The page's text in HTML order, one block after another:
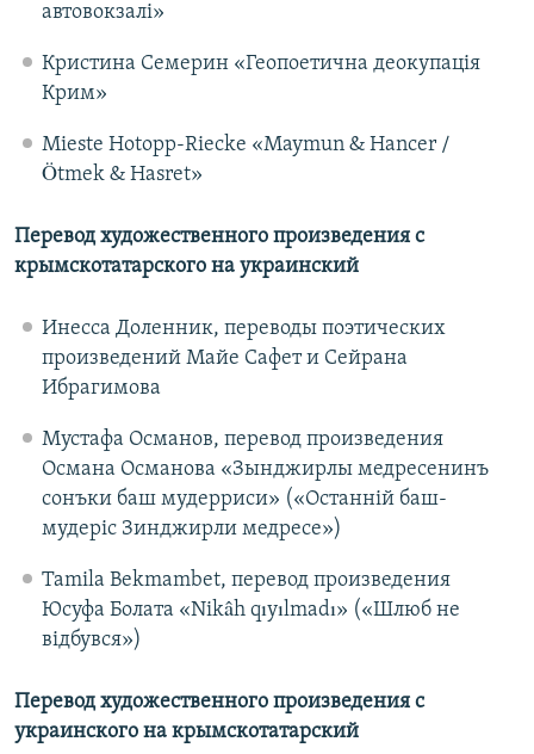
автовокзалі»
Кристина Семерин «Геопоетична деокупація
Крим»
Mieste Hotopp-Riecke «Maymun & Hancer /
Ötmek & Hasret»
Перевод художественного произведения с
крымскотатарского на украинский
Инесса Доленник, переводы поэтических
произведений Майе Сафет и Сейрана
Ибрагимова
Мустафа Османов, перевод произведения
Османа Османова «Зынджирлы медресенинъ
сонъки баш мудерриси» («Останній баш-
мудеріс Зинджирли медресе»)
Tamila Bekmambet, перевод произведения
Юсуфа Болата «Nikâh qıyılmadı» («Шлюб не
відбувся»)
Перевод художественного произведения с
украинского на крымскотатарский